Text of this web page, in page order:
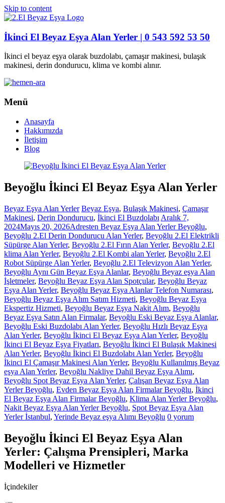
Skip to content
İkinci El Beyaz Eşya Alan Yerler | 0 543 592 53 50
İkinci el beyaz eşya olarak buzdolabı, çamaşır makinesi, bulaşık
makinesi, derin dondurucu, klima ve kombi alınır.
Menü
Anasayfa
Hakkımızda
İletişim
Blog
Beyoğlu İkinci El Beyaz Eşya Alan Yerler
Beyaz Eşya Alan Yerler Beyaz Eşya, Bulaşık Makinesi, Çamaşır
Makinesi, Derin Dondurucu, İkinci El Buzdolabı Aralık 7,
2024Mayıs 20, 2026Adresten Beyaz Eşya Alan Yerler Beyoğlu,
Beyoğlu 2.El Derin Dondurucu Alan Yerler, Beyoğlu 2.El Elektrikli
Süpürge Alan Yerler, Beyoğlu 2.El Fırın Alan Yerler, Beyoğlu 2.El
klima Alan Yerler, Beyoğlu 2.El Kombi alan Yerler, Beyoğlu 2.El
Robot Süpürge Alan Yerler, Beyoğlu 2.El Televizyon Alan Yerler,
Beyoğlu Aynı Gün Beyaz Eşya Alanlar, Beyoğlu Beyaz eşya Alan
İşletmeler, Beyoğlu Beyaz Eşya Alan Spotçular, Beyoğlu Beyaz
Eşya Alan Yerler, Beyoğlu Beyaz Eşya Alanlar Telefon Numarası,
Beyoğlu Beyaz Eşya Alım Satım Hizmeti, Beyoğlu Beyaz Eşya
Ekspertiz Hizmeti, Beyoğlu Beyaz Eşya Nakit Alım, Beyoğlu
Beyaz Eşya Satın Alan Firmalar, Beyoğlu Eski Beyaz Eşya Alanlar,
Beyoğlu Eski Buzdolabı Alan Yerler, Beyoğlu Hızlı Beyaz Eşya
Alan Yerler, Beyoğlu İkinci El Beyaz Eşya Alan Yerler, Beyoğlu
İkinci El Beyaz Eşya Fiyatları, Beyoğlu İkinci El Bulaşık Makinesi
Alan Yerler, Beyoğlu İkinci El Buzdolabı Alan Yerler, Beyoğlu
İkinci El Çamaşır Makinesi Alan Yerler, Beyoğlu Kullanılmış Beyaz
eşya Alan Yerler, Beyoğlu Nakliye Dahil Beyaz Eşya Alımı,
Beyoğlu Spot Beyaz Eşya Alan Yerler, Çalışan Beyaz Eşya Alan
Yerler Beyoğlu, Evden Beyaz Eşya Alan Firmalar Beyoğlu, İkinci
El Beyaz Eşya Alan Firmalar Beyoğlu, Klima Alan Yerler Beyoğlu,
Nakit Beyaz Eşya Alan Yerler Beyoğlu, Spot Beyaz Eşya Alan
Yerler İstanbul, Yerinde Beyaz eşya Alımı Beyoğlu 0 yorum
Beyoğlu İkinci El Beyaz Eşya Alan
Yerler: Çalışma Prensipleri, Marka
Modelleri ve Hizmetler
İçindekiler